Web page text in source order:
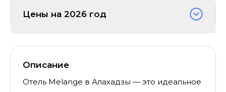
Цены на 2026 год
Описание
Отель Melange в Алахадзы — это идеальное